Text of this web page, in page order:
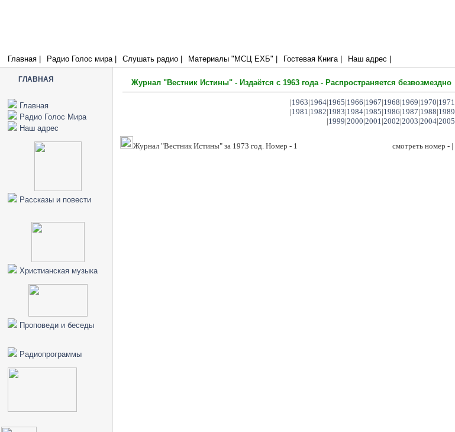
Главная | Радио Голос мира | Слушать радио | Материалы "МСЦ ЕХБ" | Гостевая Книга | Наш адрес |
ГЛАВНАЯ
Главная
Радио Голос Мира
Наш адрес
Рассказы и повести
Христианская музыка
Проповеди и беседы
Радиопрограммы
Журнал "Вестник Истины" - Издаётся с 1963 года - Распространяется безвозмездно
|1963|1964|1965|1966|1967|1968|1969|1970|1971
|1981|1982|1983|1984|1985|1986|1987|1988|1989
|1999|2000|2001|2002|2003|2004|2005
Журнал "Вестник Истины" за 1973 год. Номер - 1 смотреть номер - |